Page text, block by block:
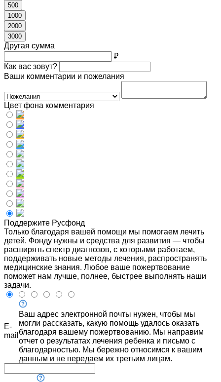
500
1000
2000
3000
Другая сумма
₽
Как вас зовут?
Ваши комментарии и пожелания
Цвет фона комментария
Поддержите Русфонд
Только благодаря вашей помощи мы помогаем лечить
детей. Фонду нужны и средства для развития — чтобы
расширять спектр диагнозов, с которыми работаем,
поддерживать новые методы лечения, распространять
медицинские знания. Любое ваше пожертвование
поможет нам лучше, полнее, быстрее выполнять наши
задачи.
E-
mail
Ваш адрес электронной почты нужен, чтобы мы
могли рассказать, какую помощь удалось оказать
благодаря вашему пожертвованию. Мы направим
отчет о результатах лечения ребенка и письмо с
благодарностью. Мы бережно относимся к вашим
данным и не передаем их третьим лицам.